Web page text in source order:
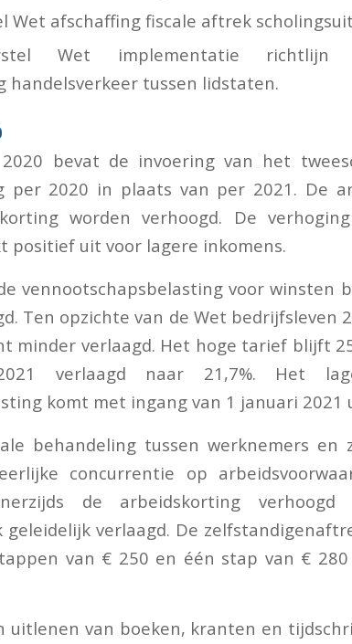
Wet afschaffing fiscale aftrek
Wet implementatie richtlijn
handelsverkeer tussen lidstaten.
bevat de invoering van het
per 2020 in plaats van per 2021. De
worden verhoogd. De
positief uit voor lagere inkomens.
vennootschapsbelasting voor winsten
Ten opzichte van de Wet bedrijfsleven
minder verlaagd. Het hoge tarief blijft
verlaagd naar 21,7%. Het
komt met ingang van 1 januari 2021
behandeling tussen werknemers en
concurrentie op
de arbeidskorting
verlaagd. De
van € 250 en één stap van €
uitlenen van boeken, kranten en